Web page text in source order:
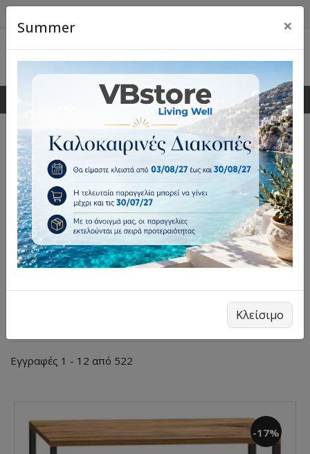
0 0
Έπιπλα Κουζίνας & Τραπεζαρίας
VBstore · Living Well
Έπιπλα κουζίνας και τραπεζαρίας, τραπέζια, καρέκλες, σετ
τραπεζαρίας, μπλοκ κουζίνας, πολυθρόνες τραπεζαρίας
και επαγγελματικά έπιπλα.
Επέλεξε φίλτρα
Ταξινόμηση:
Εγγραφές 1 - 12 από 522
-17%
Summer ×
Κλείσιμο